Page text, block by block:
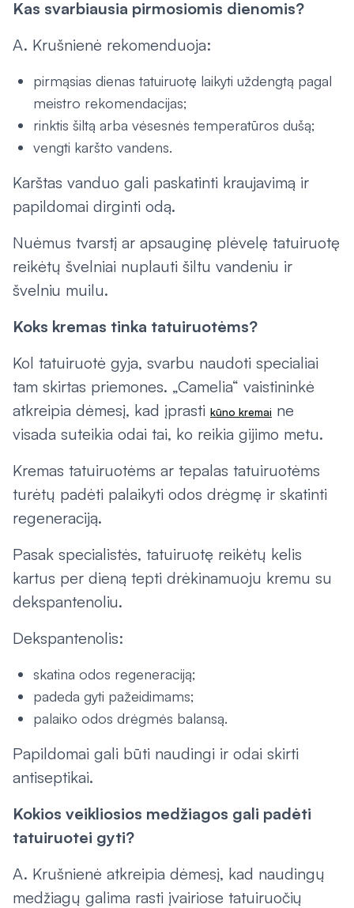
Kas svarbiausia pirmosiomis dienomis?
A. Krušnienė rekomenduoja:
pirmąsias dienas tatuiruotę laikyti uždengtą pagal
meistro rekomendacijas;
rinktis šiltą arba vėsesnės temperatūros dušą;
vengti karšto vandens.
Karštas vanduo gali paskatinti kraujavimą ir
papildomai dirginti odą.
Nuėmus tvarstį ar apsauginę plėvelę tatuiruotę
reikėtų švelniai nuplauti šiltu vandeniu ir
švelniu muilu.
Koks kremas tinka tatuiruotėms?
Kol tatuiruotė gyja, svarbu naudoti specialiai
tam skirtas priemones. „Camelia“ vaistininkė
atkreipia dėmesį, kad įprasti kūno kremai ne
visada suteikia odai tai, ko reikia gijimo metu.
Kremas tatuiruotėms ar tepalas tatuiruotėms
turėtų padėti palaikyti odos drėgmę ir skatinti
regeneraciją.
Pasak specialistės, tatuiruotę reikėtų kelis
kartus per dieną tepti drėkinamuoju kremu su
dekspantenoliu.
Dekspantenolis:
skatina odos regeneraciją;
padeda gyti pažeidimams;
palaiko odos drėgmės balansą.
Papildomai gali būti naudingi ir odai skirti
antiseptikai.
Kokios veikliosios medžiagos gali padėti
tatuiruotei gyti?
A. Krušnienė atkreipia dėmesį, kad naudingų
medžiagų galima rasti įvairiose tatuiruočių